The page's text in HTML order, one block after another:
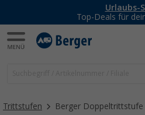
Trittstufen Berger Doppeltrittstufe